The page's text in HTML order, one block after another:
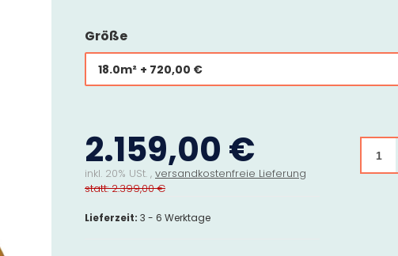
Größe
18.0m² + 720,00 €
2.159,00 €
inkl. 20% USt. , versandkostenfreie Lieferung
statt: 2.399,00 €
Lieferzeit: 3 - 6 Werktage